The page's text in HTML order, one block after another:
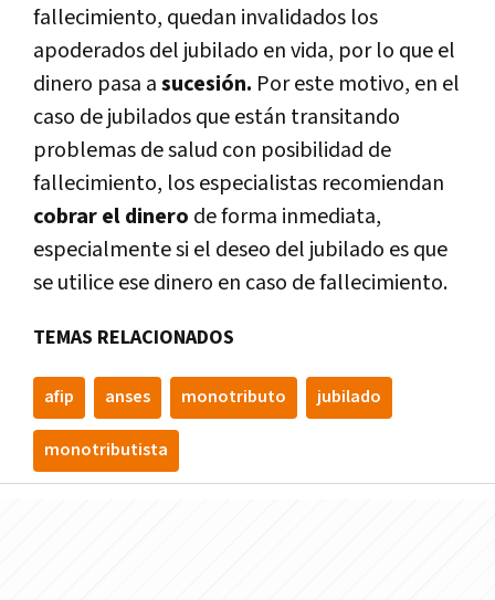
fallecimiento, quedan invalidados los
apoderados del jubilado en vida, por lo que el
dinero pasa asucesión. Por este motivo, en el
caso de jubilados que están transitando
problemas de salud con posibilidad de
fallecimiento, los especialistas recomiendan
cobrar el dinero de forma inmediata,
especialmente si el deseo del jubilado es que
se utilice ese dinero en caso de fallecimiento.
TEMAS RELACIONADOS
afip anses monotributo jubilado
monotributista